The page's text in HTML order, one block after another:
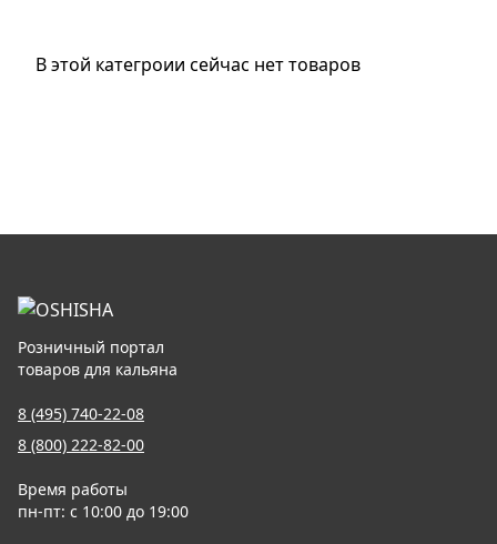
В этой категроии сейчас нет товаров
Розничный портал
товаров для кальяна
8 (495) 740-22-08
8 (800) 222-82-00
Время работы
пн-пт: с 10:00 до 19:00